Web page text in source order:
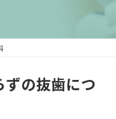
の抜歯につ